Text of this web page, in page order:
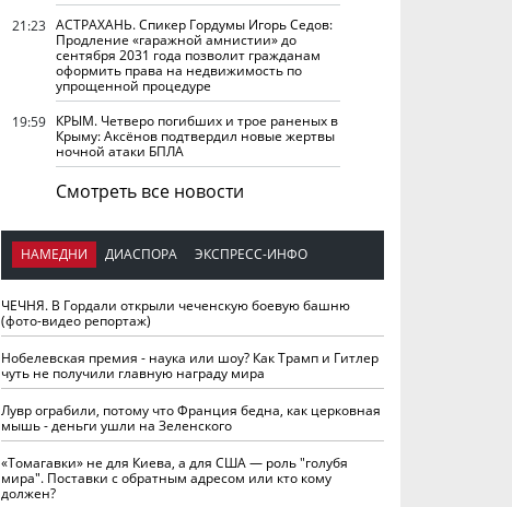
21:23 АСТРАХАНЬ. Спикер Гордумы Игорь Седов:
Продление «гаражной амнистии» до
сентября 2031 года позволит гражданам
оформить права на недвижимость по
упрощенной процедуре
19:59 КРЫМ. Четверо погибших и трое раненых в
Крыму: Аксёнов подтвердил новые жертвы
ночной атаки БПЛА
Смотреть все новости
НАМЕДНИ ДИАСПОРА ЭКСПРЕСС-ИНФО
ЧЕЧНЯ. В Гордали открыли чеченскую боевую башню
(фото-видео репортаж)
Нобелевская премия - наука или шоу? Как Трамп и Гитлер
чуть не получили главную награду мира
Лувр ограбили, потому что Франция бедна, как церковная
мышь - деньги ушли на Зеленского
«Томагавки» не для Киева, а для США — роль "голубя
мира". Поставки с обратным адресом или кто кому
должен?